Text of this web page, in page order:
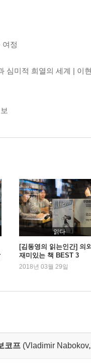
여정
심미적 희열의 세계 | 이
읽다
[김동영의 읽는인간] 의
재미있는 책 BEST 3
2018년 03월 29일
코프 (Vladimir